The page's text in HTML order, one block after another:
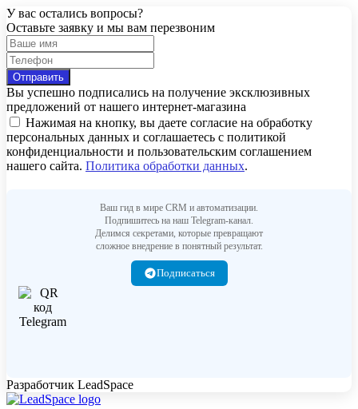
У вас остались вопросы?
Оставьте заявку и мы вам перезвоним
Вы успешно подписались на получение эксклюзивных
предложений от нашего интернет-магазина
Нажимая на кнопку, вы даете согласие на обработку
персональных данных и соглашаетесь c политикой
конфиденциальности и пользовательским соглашением
нашего сайта. Политика обработки данных.
Ваш гид в мире CRM и автоматизации.
Подпишитесь на наш Telegram-канал.
Делимся секретами, которые превращают
сложное внедрение в понятный результат.
Подписаться
Разработчик LeadSpace